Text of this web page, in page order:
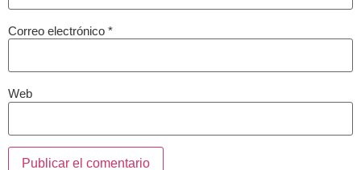
Correo electrónico *
Web